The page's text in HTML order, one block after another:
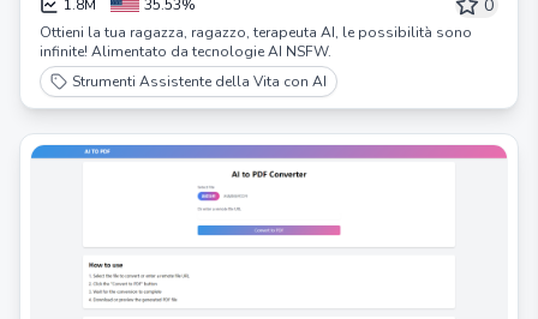
1.8M 35.53% 0
Ottieni la tua ragazza, ragazzo, terapeuta AI, le possibilità sono
infinite! Alimentato da tecnologie AI NSFW.
Strumenti Assistente della Vita con AI